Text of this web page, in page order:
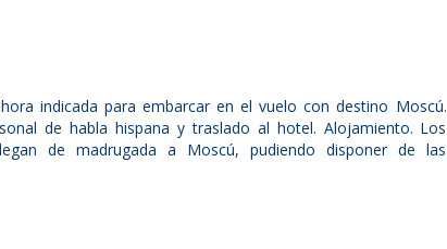
indicada para embarcar en el vuelo con destino Moscú.
de habla hispana y traslado al hotel. Alojamiento. Los
de madrugada a Moscú, pudiendo disponer de las